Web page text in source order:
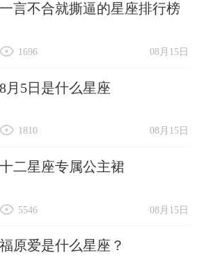
一言不合就撕逼的星座排行榜
08月15日
1696
8月5日是什么星座
08月15日
1810
十二星座专属公主裙
08月15日
5546
福原爱是什么星座？